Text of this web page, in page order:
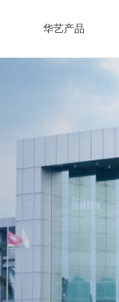
华艺产品